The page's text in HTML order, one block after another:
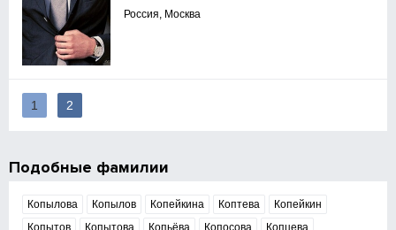
Россия, Москва
1 2
Подобные фамилии
Копылова Копылов Копейкина Коптева
Копейкин
Копытов
Копытова Копьёва Копосова
Копцева